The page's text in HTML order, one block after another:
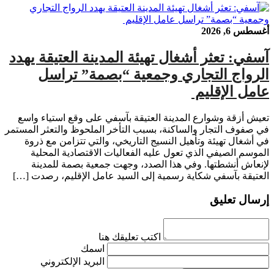
أغسطس 6, 2026
آسفي: تعثر أشغال تهيئة المدينة العتيقة يهدد
الرواج التجاري وجمعية “بصمة” تراسل
عامل الإقليم ​
​تعيش أزقة وشوارع المدينة العتيقة بآسفي على وقع استياء واسع
في صفوف التجار والساكنة، بسبب التأخر الملحوظ والتعثر المستمر
في أشغال تهيئة وتأهيل النسيج التاريخي، والتي تتزامن مع ذروة
الموسم الصيفي الذي تعول عليه الفعاليات الاقتصادية المحلية
لإنعاش أنشطتها. ​وفي هذا الصدد، وجهت جمعية بصمة للمدينة
العتيقة بآسفي شكاية رسمية إلى السيد عامل الإقليم، رصدت […]
إرسال تعليق
اكتب تعليقك هنا
اسمك
البريد الإلكتروني